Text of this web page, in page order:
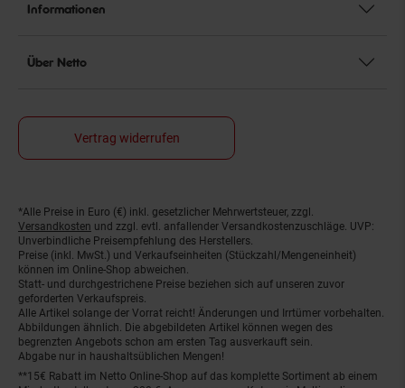
Informationen
Über Netto
Vertrag widerrufen
Fußnoten
*Alle Preise in Euro (€) inkl. gesetzlicher Mehrwertsteuer, zzgl.
Versandkosten und zzgl. evtl. anfallender Versandkostenzuschläge. UVP:
Unverbindliche Preisempfehlung des Herstellers.
Preise (inkl. MwSt.) und Verkaufseinheiten (Stückzahl/Mengeneinheit)
können im Online-Shop abweichen.
Statt- und durchgestrichene Preise beziehen sich auf unseren zuvor
geforderten Verkaufspreis.
Alle Artikel solange der Vorrat reicht! Änderungen und Irrtümer vorbehalten.
Abbildungen ähnlich. Die abgebildeten Artikel können wegen des
begrenzten Angebots schon am ersten Tag ausverkauft sein.
Abgabe nur in haushaltsüblichen Mengen!
**15€ Rabatt im Netto Online-Shop auf das komplette Sortiment ab einem